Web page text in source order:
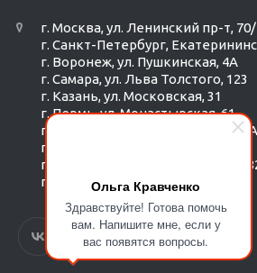
Ольга Кравченко
Здравствуйте! Готова помочь
вам. Напишите мне, если у
вас появятся вопросы.
г. Москва, ул. Ленинский пр-т, 70/
г. Санкт-Петербург,
г. Воронеж, ул. Пушкинская, 4А
г. Самара, ул. Льва Толстого, 123
г. Казань, ул. Московская, 31
г. Пермь, ул. Монастырская, 61
г. Екатеринбург, ул. Радищева 6А
г. Тюмень, ул. Республики 252/6
г. Новосибирск, Красный пр-т,
г. Омск, ул. ​Гагарина, 14